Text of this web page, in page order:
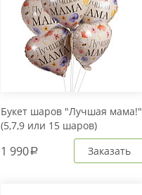
Букет шаров "Лучшая мама!"
(5,7,9 или 15 шаров)
1 990a Заказать